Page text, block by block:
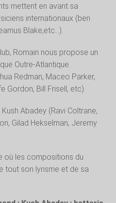
mettent en avant sa
internationaux (ben
Blake,etc…).
Romain nous propose un
Outre-Atlantique.
Redman, Maceo Parker,
Gordon, Bill Frisell, etc).
Abadey (Ravi Coltrane,
Gilad Hekselman, Jeremy
où les compositions du
tout son lyrisme et de sa